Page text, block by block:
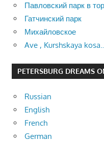
Павловский парк в
Гатчинский парк
Михайловское
Ave , Kurshskaya
PETERSBURG DREAMS
Russian
English
French
German